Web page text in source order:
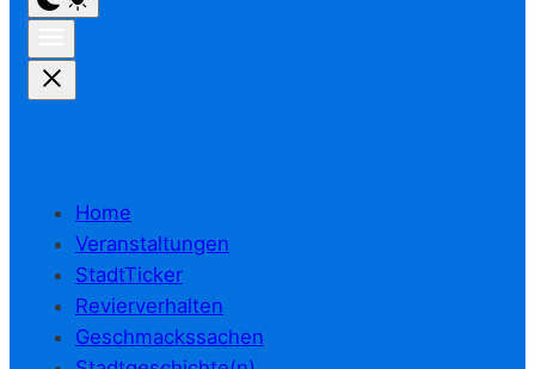
Home
Veranstaltungen
StadtTicker
Revierverhalten
Geschmackssachen